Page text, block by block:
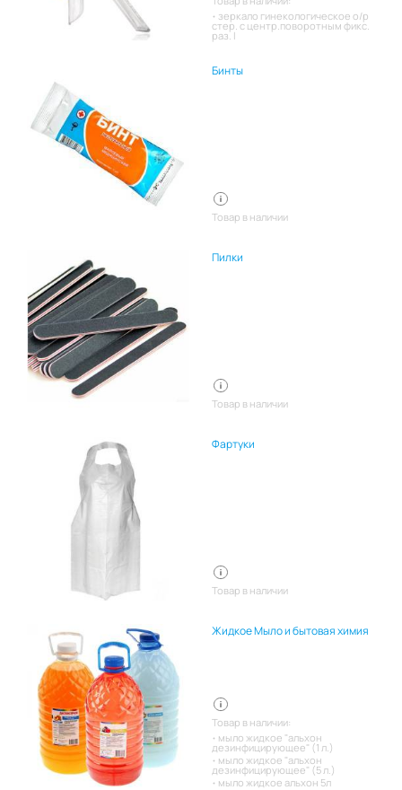
зеркало гинекологическое о/р
стер. с центр.поворотным фикс.
раз. l
Бинты
Товар в наличии
Пилки
Товар в наличии
Фартуки
Товар в наличии
Жидкое Мыло и бытовая химия
Товар в наличии:
мыло жидкое "альхон
дезинфицирующее" (1 л.)
мыло жидкое "альхон
дезинфицирующее" (5 л.)
мыло жидкое альхон 5л